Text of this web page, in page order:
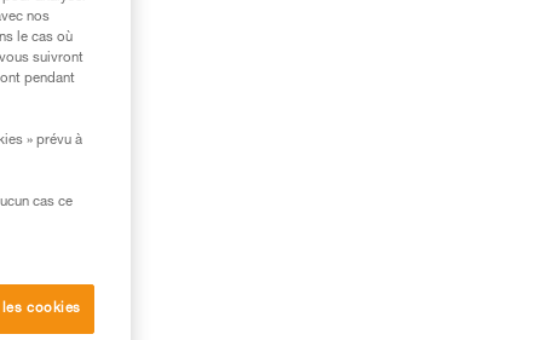
nos
le cas où
suivront
pendant
» prévu à
cas ce
cookies